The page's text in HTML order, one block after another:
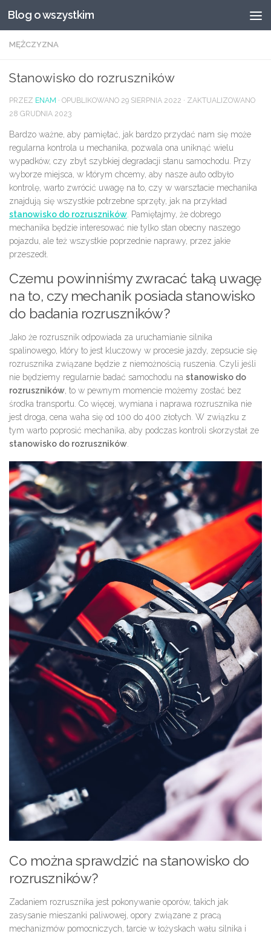
Przeskocz do treści
Blog o wszystkim
MĘŻCZYZNA
Stanowisko do rozruszników
PRZEZ ENAM · OPUBLIKOWANO 29 SIERPNIA 2022 · ZAKTUALIZOWANO
28 GRUDNIA 2023
Bardzo ważne, aby pamiętać, jak bardzo przydać nam się może
regularna kontrola u mechanika, pozwala ona uniknąć wielu
wypadków, czy zbyt szybkiej degradacji stanu samochodu. Przy
wyborze miejsca, w którym chcemy, aby nasze auto odbyło
kontrolę, warto zwrócić uwagę na to, czy w warsztacie mechanika
znajdują się wszystkie potrzebne sprzęty, jak na przykład
stanowisko do rozruszników. Pamiętajmy, że dobrego
mechanika będzie interesować nie tylko stan obecny naszego
pojazdu, ale też wszystkie poprzednie naprawy, przez jakie
przeszedł.
Czemu powinniśmy zwracać taką uwagę
na to, czy mechanik posiada stanowisko
do badania rozruszników?
Jako że rozrusznik odpowiada za uruchamianie silnika
spalinowego, który to jest kluczowy w procesie jazdy, zepsucie się
rozrusznika związane będzie z niemożnością ruszenia. Czyli jeśli
nie będziemy regularnie badać samochodu na stanowisko do
rozruszników, to w pewnym momencie możemy zostać bez
środka transportu. Co więcej, wymiana i naprawa rozrusznika nie
jest droga, cena waha się od 100 do 400 złotych. W związku z
tym warto poprosić mechanika, aby podczas kontroli skorzystał ze
stanowisko do rozruszników.
Co można sprawdzić na stanowisko do
rozruszników?
Zadaniem rozrusznika jest pokonywanie oporów, takich jak
zasysanie mieszanki paliwowej, opory związane z pracą
mechanizmów pomocniczych, tarcie w łożyskach wału silnika i